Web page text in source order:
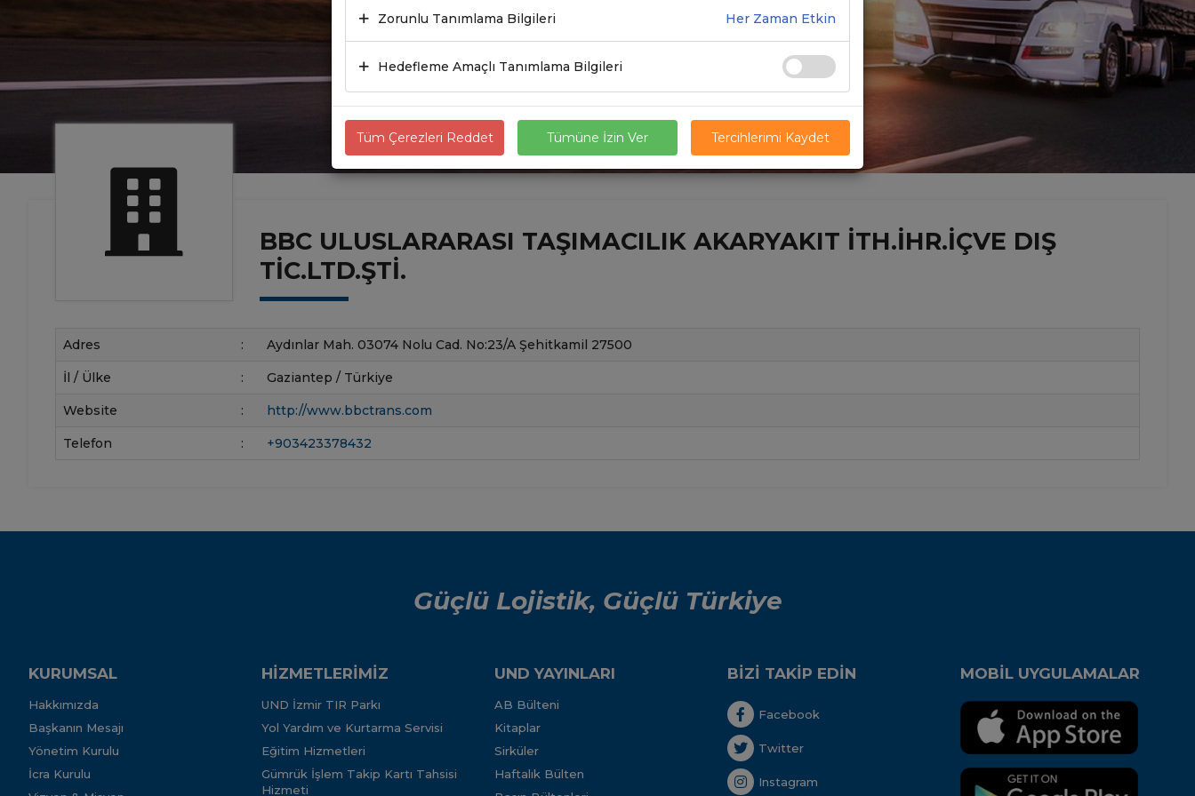
BBC ULUSLARARASI TAŞIMACILIK AKARYAKIT İTH.İHR.İÇVE DIŞ
TİC.LTD.ŞTİ.
Adres : Aydınlar Mah. 03074 Nolu Cad. No:23/A Şehitkamil 27500
İl / Ülke : Gaziantep / Türkiye
Website : http://www.bbctrans.com
Telefon : +903423378432
Güçlü Lojistik, Güçlü Türkiye
KURUMSAL
Hakkımızda
Başkanın Mesajı
Yönetim Kurulu
İcra Kurulu
HİZMETLERİMİZ
UND İzmir TIR Parkı
Yol Yardım ve Kurtarma Servisi
Eğitim Hizmetleri
Gümrük İşlem Takip Kartı Tahsisi
Hizmeti
UND YAYINLARI
AB Bülteni
Kitaplar
Sirküler
Haftalık Bülten
BİZİ TAKİP EDİN
Facebook
Twitter
Instagram
MOBİL UYGULAMALAR
Zorunlu Tanımlama Bilgileri Her Zaman Etkin
Hedefleme Amaçlı Tanımlama Bilgileri
Tüm Çerezleri Reddet Tümüne İzin Ver Tercihlerimi Kaydet